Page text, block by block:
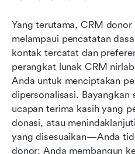
Yang terutama, CRM
melampaui pencatatan
kontak tercatat dan
perangkat lunak CRM
Anda untuk menciptakan
dipersonalisasi.
ucapan terima kasih yang
donasi, atau
yang disesuaikan—Anda
donor; Anda membangun